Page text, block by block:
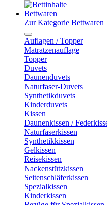
Bettwaren
Zur Kategorie Bettwaren
Auflagen / Topper
Matratzenauflage
Topper
Duvets
Daunenduvets
Naturfaser-Duvets
Synthetikduvets
Kinderduvets
Kissen
Daunenkissen /
Naturfaserkissen
Synthetikkissen
Gelkissen
Reisekissen
Nackenstützkissen
Seitenschläferkissen
Spezialkissen
Kinderkissen